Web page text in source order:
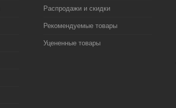
Распродажи и скидки
Рекомендуемые товары
Уцененные товары